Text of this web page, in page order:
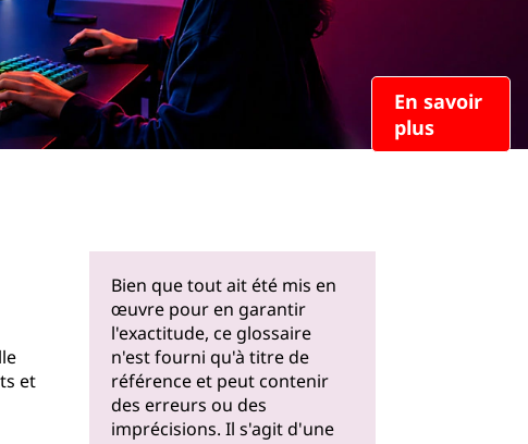
En savoir
plus
et
Bien que tout ait été mis en
œuvre pour en garantir
l'exactitude, ce glossaire
n'est fourni qu'à titre de
référence et peut contenir
des erreurs ou des
imprécisions. Il s'agit d'une